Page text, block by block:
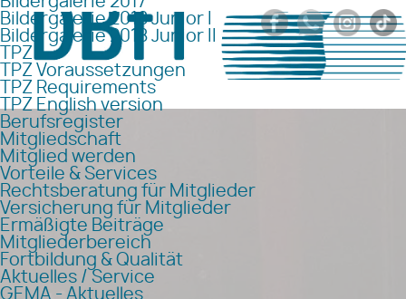
Bildergalerie 2018 Junior I
Bildergalerie 2018 Junior II
TPZ
TPZ Voraussetzungen
TPZ Requirements
TPZ English version
Berufsregister
Mitgliedschaft
Mitglied werden
Vorteile & Services
Rechtsberatung für Mitglieder
Versicherung für Mitglieder
Ermäßigte Beiträge
Mitgliederbereich
Fortbildung & Qualität
Aktuelles / Service
GEMA - Aktuelles